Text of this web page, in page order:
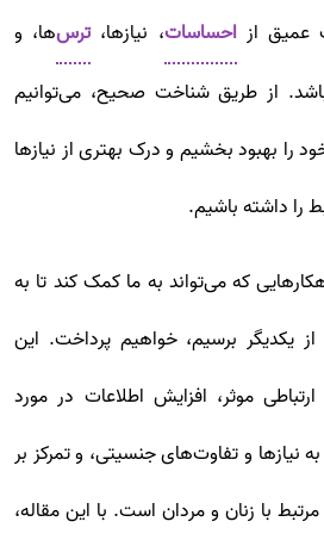
عمیق ازاحساسات، نیازها،ترس‌ها، و
از طریق شناخت صحیح، می‌توانیم
را بهبود بخشیم و درک بهتری از نیازها
را داشته باشیم.
که می‌تواند به ما کمک کند تا به
برسیم، خواهیم پرداخت. این
موثر، افزایش اطلاعات در مورد
نیازها و تفاوت‌های جنسیتی، و تمرکز بر
با زنان و مردان است. با این مقاله،